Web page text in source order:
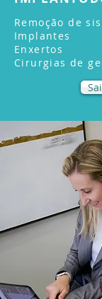
Remoção de
Implantes
Enxertos
Cirurgias de